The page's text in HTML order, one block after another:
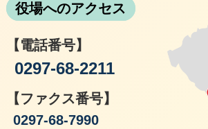
役場へのアクセス
【電話番号】
0297-68-2211
【ファクス番号】
0297-68-7990